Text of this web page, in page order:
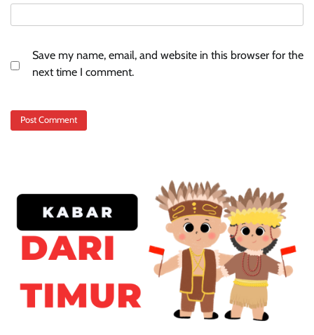
Save my name, email, and website in this browser for the
next time I comment.